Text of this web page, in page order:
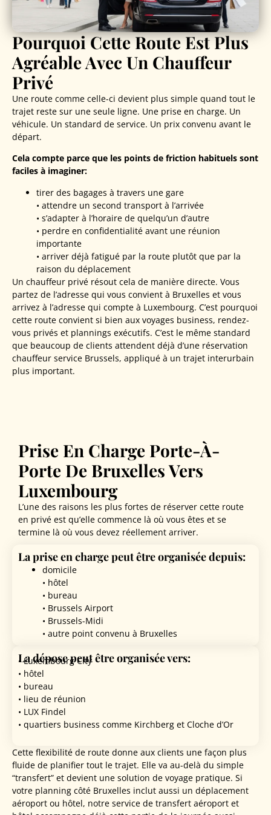
Pourquoi Cette Route Est Plus
Agréable Avec Un Chauffeur
Privé
Une route comme celle-ci devient plus simple quand tout le
trajet reste sur une seule ligne. Une prise en charge. Un
véhicule. Un standard de service. Un prix convenu avant le
départ.
Cela compte parce que les points de friction habituels sont
faciles à imaginer:
tirer des bagages à travers une gare
• attendre un second transport à l’arrivée
• s’adapter à l’horaire de quelqu’un d’autre
• perdre en confidentialité avant une réunion
importante
• arriver déjà fatigué par la route plutôt que par la
raison du déplacement
Un chauffeur privé résout cela de manière directe. Vous
partez de l’adresse qui vous convient à Bruxelles et vous
arrivez à l’adresse qui compte à Luxembourg. C’est pourquoi
cette route convient si bien aux voyages business, rendez-
vous privés et plannings exécutifs. C’est le même standard
que beaucoup de clients attendent déjà d’une réservation
chauffeur service Brussels, appliqué à un trajet interurbain
plus important.
Prise En Charge Porte-À-
Porte De Bruxelles Vers
Luxembourg
L’une des raisons les plus fortes de réserver cette route
en privé est qu’elle commence là où vous êtes et se
termine là où vous devez réellement arriver.
La prise en charge peut être organisée depuis:
domicile
• hôtel
• bureau
• Brussels Airport
• Brussels-Midi
• autre point convenu à Bruxelles
La dépose peut être organisée vers:
• Luxembourg City
• hôtel
• bureau
• lieu de réunion
• LUX Findel
• quartiers business comme Kirchberg et Cloche d’Or
Cette flexibilité de route donne aux clients une façon plus
fluide de planifier tout le trajet. Elle va au-delà du simple
“transfert” et devient une solution de voyage pratique. Si
votre planning côté Bruxelles inclut aussi un déplacement
aéroport ou hôtel, notre service de transfert aéroport et